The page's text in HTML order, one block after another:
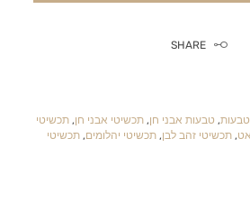
SHARE
טבעות, טבעות אבני חן,תכשיטי אבני חן,תכשיטי
,תכשיטי זהב לבן,תכשיטי יהלומים,תכשיטי